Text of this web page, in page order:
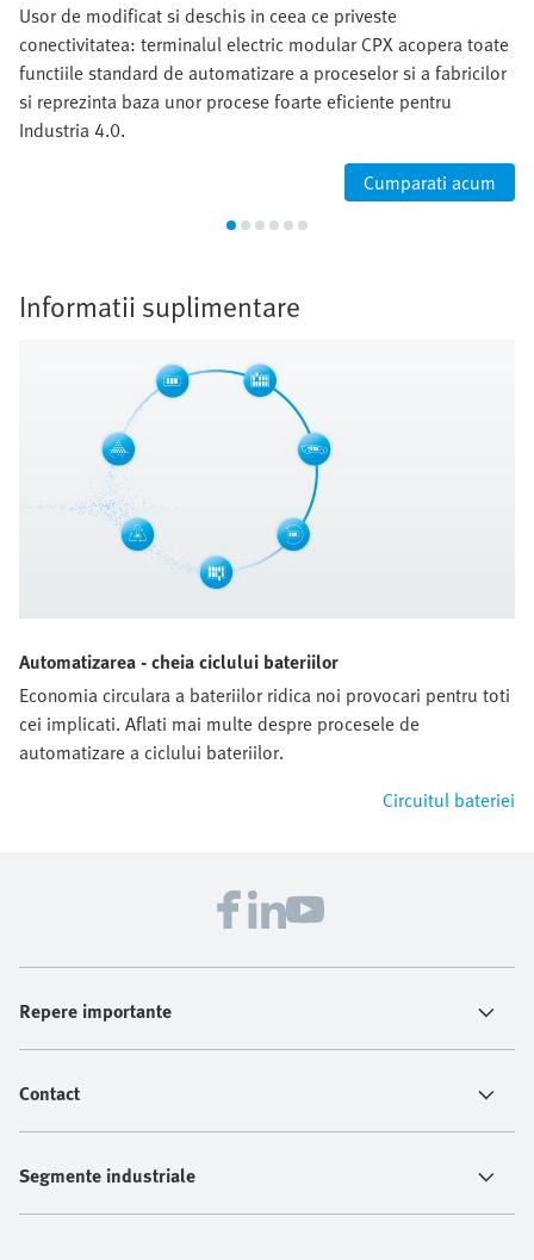
Usor de modificat si deschis in ceea ce priveste
conectivitatea: terminalul electric modular CPX acopera toate
functiile standard de automatizare a proceselor si a fabricilor
si reprezinta baza unor procese foarte eficiente pentru
Industria 4.0.
Cumparati acum
Informatii suplimentare
Automatizarea - cheia ciclului bateriilor
Economia circulara a bateriilor ridica noi provocari pentru toti
cei implicati. Aflati mai multe despre procesele de
automatizare a ciclului bateriilor.
Circuitul bateriei
Repere importante
Contact
Segmente industriale